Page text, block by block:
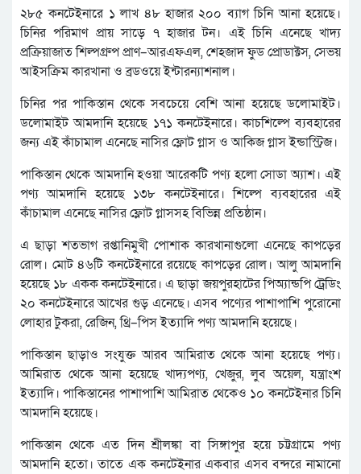
২৮৫ কনটেইনারে ১ লাখ ৪৮ হাজার ২০০ ব্যাগ চিনি আনা হয়েছে।
চিনির পরিমাণ প্রায় সাড়ে ৭ হাজার টন। এই চিনি এনেছে খাদ্য
প্রক্রিয়াজাত শিল্পগ্রুপ প্রাণ–আরএফএল, শেহজাদ ফুড প্রোডাক্টস, সেভয়
আইসক্রিম কারখানা ও ব্রডওয়ে ইন্টারন্যাশনাল।
চিনির পর পাকিস্তান থেকে সবচেয়ে বেশি আনা হয়েছে ডলোমাইট।
ডলোমাইট আমদানি হয়েছে ১৭১ কনটেইনারে। কাচশিল্পে ব্যবহারের
জন্য এই কাঁচামাল এনেছে নাসির ফ্লোট গ্লাস ও আকিজ গ্লাস ইন্ডাস্ট্রিজ।
পাকিস্তান থেকে আমদানি হওয়া আরেকটি পণ্য হলো সোডা অ্যাশ। এই
পণ্য আমদানি হয়েছে ১৩৮ কনটেইনারে। শিল্পে ব্যবহারের এই
কাঁচামাল এনেছে নাসির ফ্লোট গ্লাসসহ বিভিন্ন প্রতিষ্ঠান।
এ ছাড়া শতভাগ রপ্তানিমুখী পোশাক কারখানাগুলো এনেছে কাপড়ের
রোল। মোট ৪৬টি কনটেইনারে রয়েছে কাপড়ের রোল। আলু আমদানি
হয়েছে ১৮ একক কনটেইনারে। এ ছাড়া জয়পুরহাটের পিঅ্যান্ডপি ট্রেডিং
২০ কনটেইনারে আখের গুড় এনেছে। এসব পণ্যের পাশাপাশি পুরোনো
লোহার টুকরা, রেজিন, থ্রি–পিস ইত্যাদি পণ্য আমদানি হয়েছে।
পাকিস্তান ছাড়াও সংযুক্ত আরব আমিরাত থেকে আনা হয়েছে পণ্য।
আমিরাত থেকে আনা হয়েছে খাদ্যপণ্য, খেজুর, লুব অয়েল, যন্ত্রাংশ
ইত্যাদি। পাকিস্তানের পাশাপাশি আমিরাত থেকেও ১০ কনটেইনার চিনি
আমদানি হয়েছে।
পাকিস্তান থেকে এত দিন শ্রীলঙ্কা বা সিঙ্গাপুর হয়ে চট্টগ্রামে পণ্য
আমদানি হতো। তাতে এক কনটেইনার একবার এসব বন্দরে নামানো